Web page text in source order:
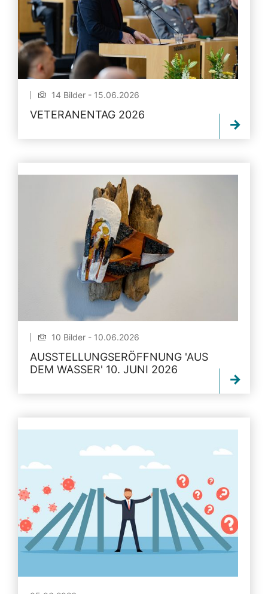
14 Bilder - 15.06.2026
VETERANENTAG 2026
10 Bilder - 10.06.2026
AUSSTELLUNGSERÖFFNUNG 'AUS
DEM WASSER' 10. JUNI 2026